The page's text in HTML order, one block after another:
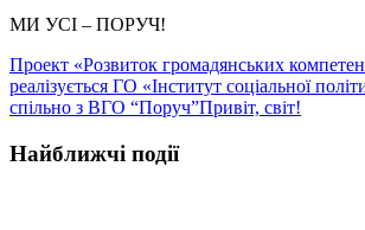
МИ УСІ – ПОРУЧ!
Проект «Розвиток громадянських
реалізується ГО «Інститут соціальної
спільно з ВГО “Поруч”Привіт, світ!
Найближчі події